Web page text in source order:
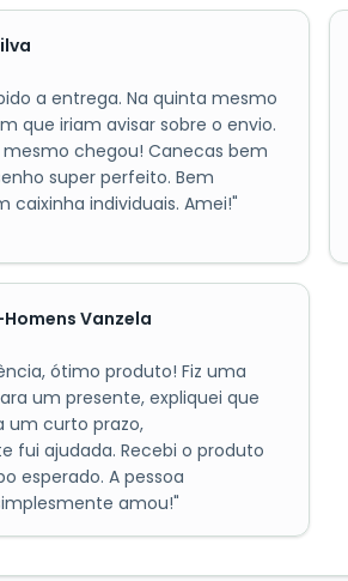
a entrega. Na quinta mesmo
que iriam avisar sobre o envio.
chegou! Canecas bem
super perfeito. Bem
caixinha individuais. Amei!"
Vanzela
ótimo produto! Fiz uma
um presente, expliquei que
um curto prazo,
fui ajudada. Recebi o produto
esperado. A pessoa
amou!"